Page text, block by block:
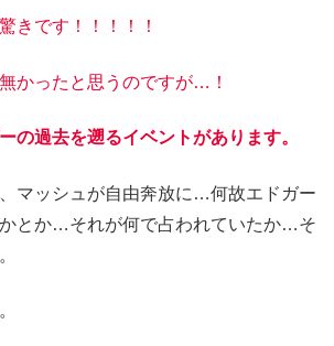
きです！！！！！
かったと思うのですが…！
の過去を遡るイベントがあります。
マッシュが自由奔放に…何故エドガー
とか…それが何で占われていたか…そ